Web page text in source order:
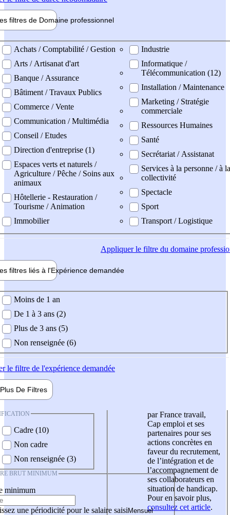
filtres de Domaine professionnel
professionel
Achats / Comptabilité / Gestion
Arts / Artisanat d'art
Banque / Assurance
Bâtiment / Travaux Publics
Commerce / Vente
Communication / Multimédia
Conseil / Etudes
Direction d'entreprise (1)
Espaces verts et naturels /
Agriculture / Pêche / Soins aux
animaux
Hôtellerie - Restauration /
Tourisme / Animation
Immobilier
Industrie
Informatique /
Télécommunication (12)
Installation / Maintenance
Marketing / Stratégie
commerciale
Ressources Humaines
Santé
Secrétariat / Assistanat
Services à la personne / à la
collectivité
Spectacle
Sport
Transport / Logistique
Appliquerle filtre du domaine
filtres liés à l'Expérience demandée
demandée
Moins de 1 an
De 1 à 3 ans (2)
Plus de 3 ans (5)
Non renseignée (6)
le filtre de l'expérience demandée
Plus De Filtres
Cadre (10)
Non cadre
Non renseignée (3)
BRUT MINIMUM
minimum
une périodicité pour le salaire saisi
par France travail,
Cap emploi et ses
partenaires pour ses
actions concrètes en
faveur du recrutement,
de l’intégration et de
l’accompagnement de
ses collaborateurs en
situation de handicap.
Pour en savoir plus,
consultez cet article.